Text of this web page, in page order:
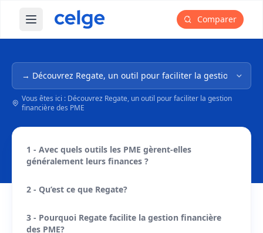
Ouvrir le menu principal Comparer
Navigation dans l'arborescence
Vous êtes ici : Découvrez Regate, un outil pour faciliter la gestion
financière des PME
1 - Avec quels outils les PME gèrent-elles
généralement leurs finances ?
2 - Qu’est ce que Regate?
3 - Pourquoi Regate facilite la gestion financière
des PME?